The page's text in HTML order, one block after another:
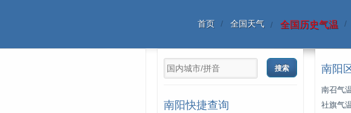
首页 全国天气 全国历史气温
南阳快捷查询
南阳
南召气
社旗气